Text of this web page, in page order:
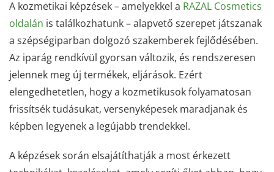
A kozmetikai képzések – amelyekkel a RAZAL Cosmetics
oldalán is találkozhatunk – alapvető szerepet játszanak
a szépségiparban dolgozó szakemberek fejlődésében.
Az iparág rendkívül gyorsan változik, és rendszeresen
jelennek meg új termékek, eljárások. Ezért
elengedhetetlen, hogy a kozmetikusok folyamatosan
frissítsék tudásukat, versenyképesek maradjanak és
képben legyenek a legújabb trendekkel.
A képzések során elsajátíthatják a most érkezett